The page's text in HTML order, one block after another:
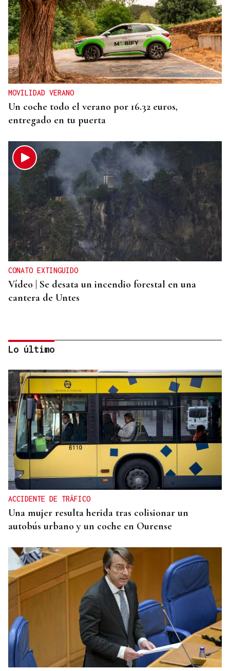
MOVILIDAD VERANO
Un coche todo el verano por 16.32 euros,
entregado en tu puerta
CONATO EXTINGUIDO
Vídeo | Se desata un incendio forestal en una
cantera de Untes
ENTREVISTA
Jorge Vázquez: "Nuestro objetivo a 2028 es crecer
creando valor para el accionista y para el equipo
que lo hace posible"
Lo último
ACCIDENTE DE TRÁFICO
Una mujer resulta herida tras colisionar un
autobús urbano y un coche en Ourense